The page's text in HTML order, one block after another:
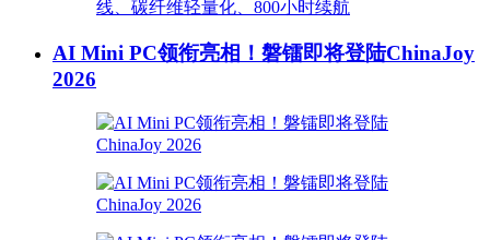
AI Mini PC领衔亮相！磐镭即将登陆ChinaJoy
2026